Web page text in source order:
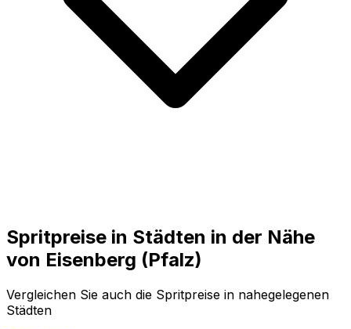
Spritpreise in Städten in der Nähe
von Eisenberg (Pfalz)
Vergleichen Sie auch die Spritpreise in nahegelegenen
Städten